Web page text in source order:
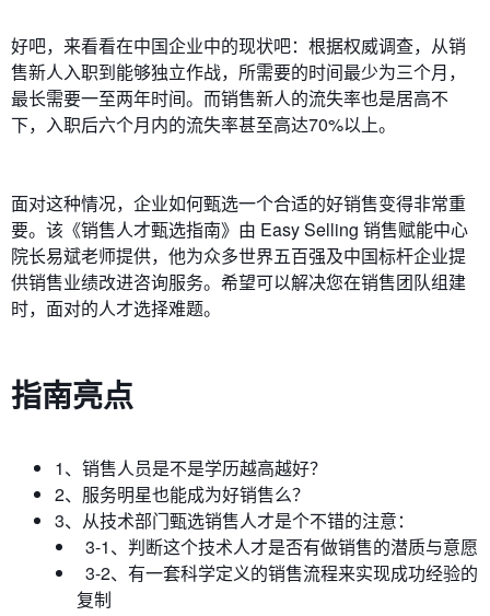
好吧，来看看在中国企业中的现状吧：根据权威调查，从销
售新人入职到能够独立作战，所需要的时间最少为三个月，
最长需要一至两年时间。而销售新人的流失率也是居高不
下，入职后六个月内的流失率甚至高达70%以上。
面对这种情况，企业如何甄选一个合适的好销售变得非常重
要。该《销售人才甄选指南》由 Easy Selling 销售赋能中心
院长易斌老师提供，他为众多世界五百强及中国标杆企业提
供销售业绩改进咨询服务。希望可以解决您在销售团队组建
时，面对的人才选择难题。
指南亮点
1、销售人员是不是学历越高越好？
2、服务明星也能成为好销售么？
3、从技术部门甄选销售人才是个不错的注意：
3-1、判断这个技术人才是否有做销售的潜质与意愿
3-2、有一套科学定义的销售流程来实现成功经验的
复制